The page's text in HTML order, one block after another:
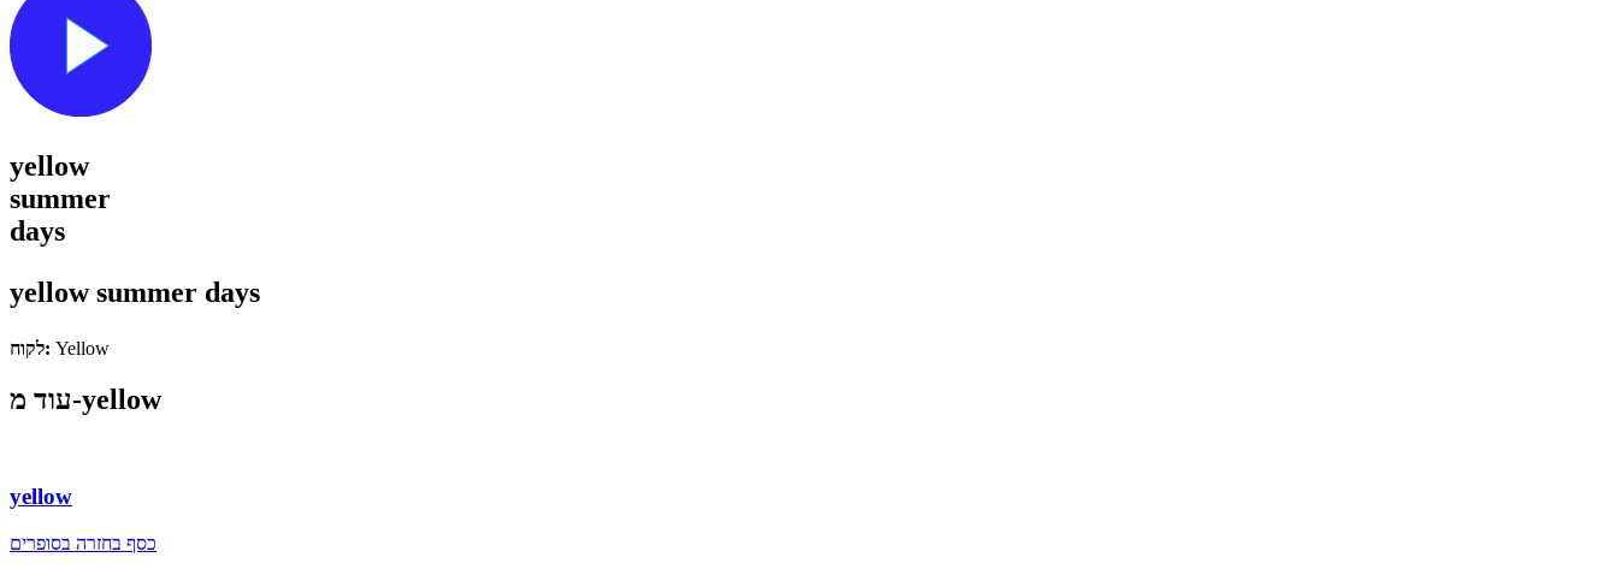
yellow
summer
days
yellow summer days
לקוח: Yellow
עוד מ-yellow
yellow
כסף בחזרה בסופרים